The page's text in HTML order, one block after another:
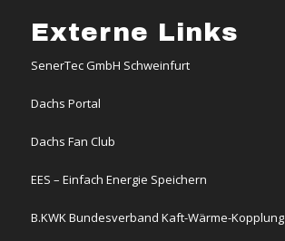
Externe Links
SenerTec GmbH Schweinfurt
Dachs Portal
Dachs Fan Club
EES – Einfach Energie Speichern
B.KWK Bundesverband Kaft-Wärme-Kopplung